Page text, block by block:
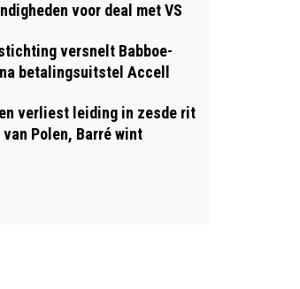
voor deal met VS
versnelt Babboe-
betalingsuitstel Accell
verliest leiding in zesde rit
van Polen, Barré wint